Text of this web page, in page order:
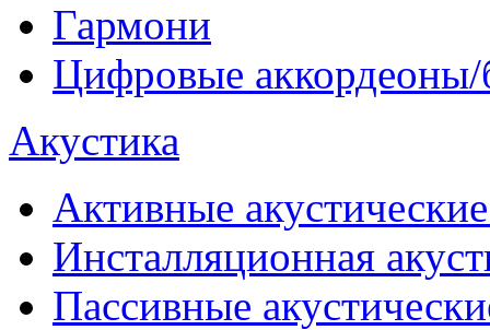
Гармони
Цифровые
Акустика
Активные
Инсталляционная
Пассивные